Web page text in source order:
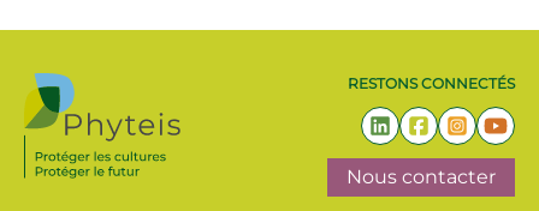
RESTONS CONNECTÉS
Nous contacter